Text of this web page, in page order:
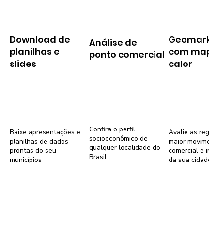
Download de
planilhas e
slides
Baixe apresentações e
planilhas de dados
prontas do seu
municípios
Análise de
ponto comercial
Confira o perfil
socioeconômico de
qualquer localidade do
Brasil
com
calor
Avalie as
maior
comercial e
da sua cidade